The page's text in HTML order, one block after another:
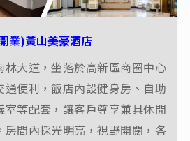
業)黃山美豪酒店
大道，坐落於高新區商圈中心
便利，飯店內設健身房、自助
室等配套，讓客戶尊享兼具休閒
房間內採光明亮，視野開闊，各